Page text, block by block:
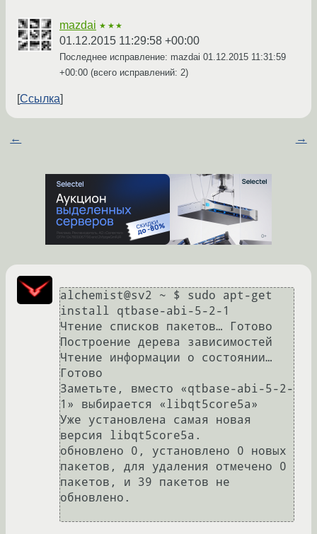
mazdai ★★★
01.12.2015 11:29:58 +00:00
Последнее исправление: mazdai 01.12.2015 11:31:59
+00:00 (всего исправлений: 2)
Ссылка
← →
alchemist@sv2 ~ $ sudo apt-get
install qtbase-abi-5-2-1
Чтение списков пакетов… Готово
Построение дерева зависимостей
Чтение информации о состоянии…
Готово
Заметьте, вместо «qtbase-abi-5-2-
1» выбирается «libqt5core5a»
Уже установлена самая новая
версия libqt5core5a.
обновлено 0, установлено 0 новых
пакетов, для удаления отмечено 0
пакетов, и 39 пакетов не
обновлено.